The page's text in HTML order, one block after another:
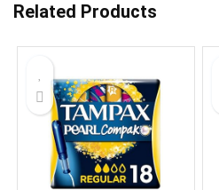
Related Products